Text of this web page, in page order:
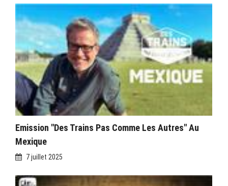
Emission "Des Trains Pas Comme Les Autres" Au
Mexique
7 juillet 2025